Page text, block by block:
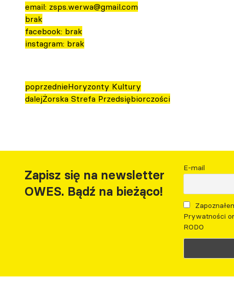
email: zsps.werwa@gmail.com
brak
facebook: brak
instagram: brak
poprzednieHoryzonty Kultury
dalejŻorska Strefa Przedsiębiorczości
Zapisz się na newsletter
OWES. Bądź na bieżąco!
E-mail
Prywatności
RODO